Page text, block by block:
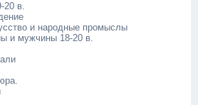
20 в.
и народные промыслы
и мужчины 18-20 в.